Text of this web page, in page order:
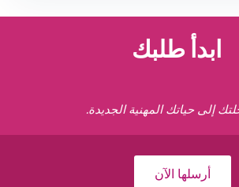
ابدأ طلبك
إلى حياتك المهنية الجديدة.
أرسلها الآن